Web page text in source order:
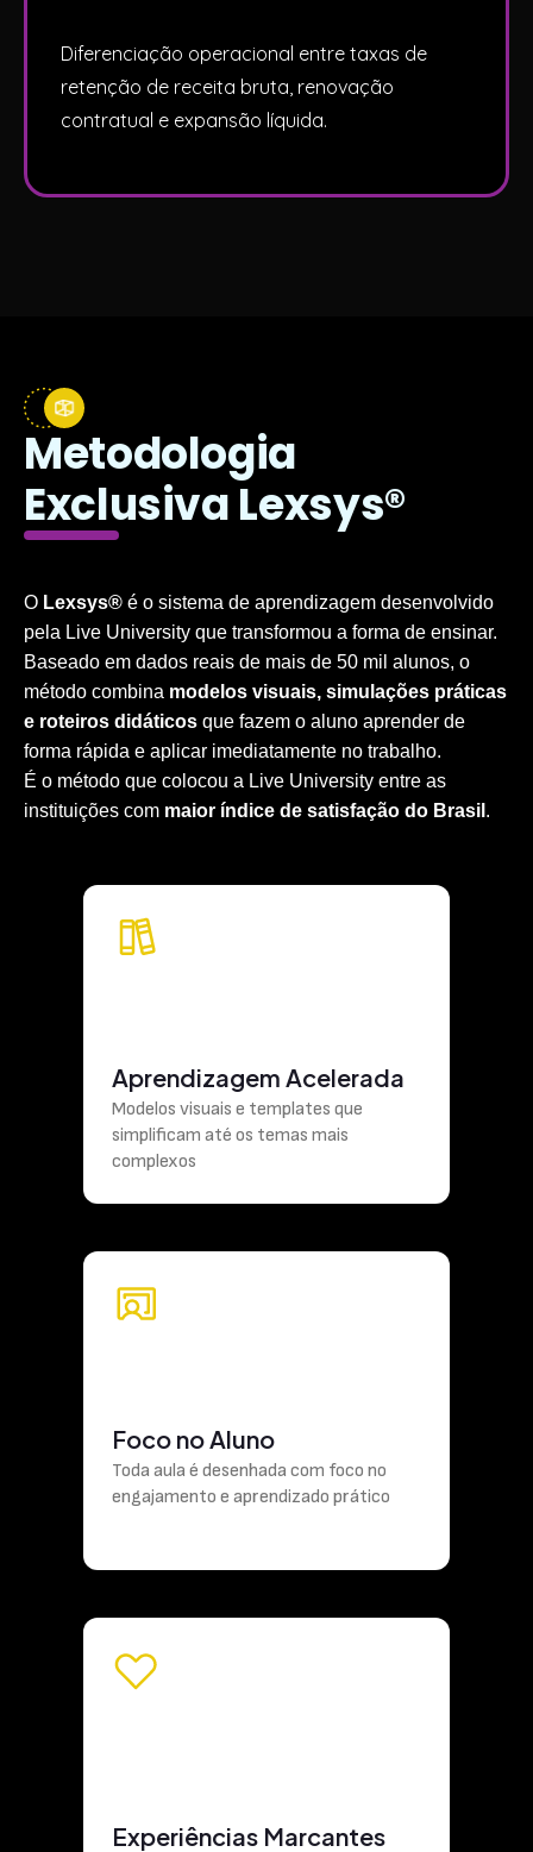
Diferenciação operacional entre taxas de
retenção de receita bruta, renovação
contratual e expansão líquida.
Metodologia
Exclusiva Lexsys®
O Lexsys® é o sistema de aprendizagem desenvolvido
pela Live University que transformou a forma de ensinar.
Baseado em dados reais de mais de 50 mil alunos, o
método combina modelos visuais, simulações práticas
e roteiros didáticos que fazem o aluno aprender de
forma rápida e aplicar imediatamente no trabalho.
É o método que colocou a Live University entre as
instituições com maior índice de satisfação do Brasil .
Aprendizagem Acelerada
Modelos visuais e templates que
simplificam até os temas mais
complexos
Foco no Aluno
Toda aula é desenhada com foco no
engajamento e aprendizado prático
Experiências Marcantes